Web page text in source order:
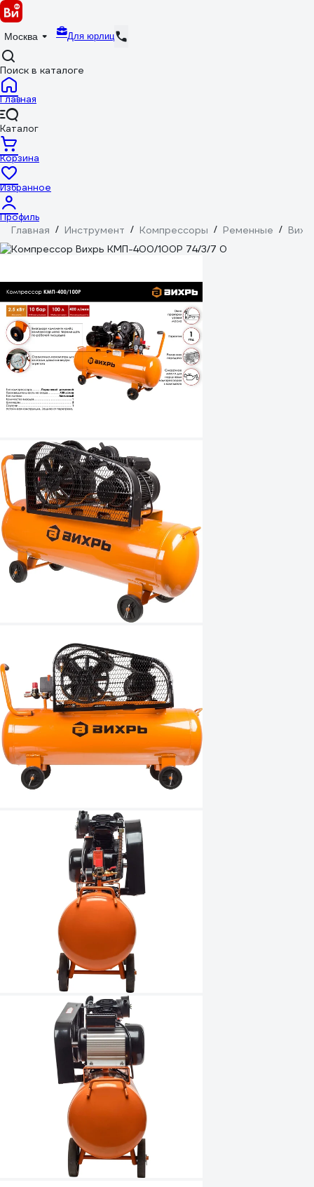
Москва Для юрлиц
Поиск в каталоге
Главная
Каталог
Корзина
Избранное
Профиль
Главная / Инструмент / Компрессоры / Ременные /